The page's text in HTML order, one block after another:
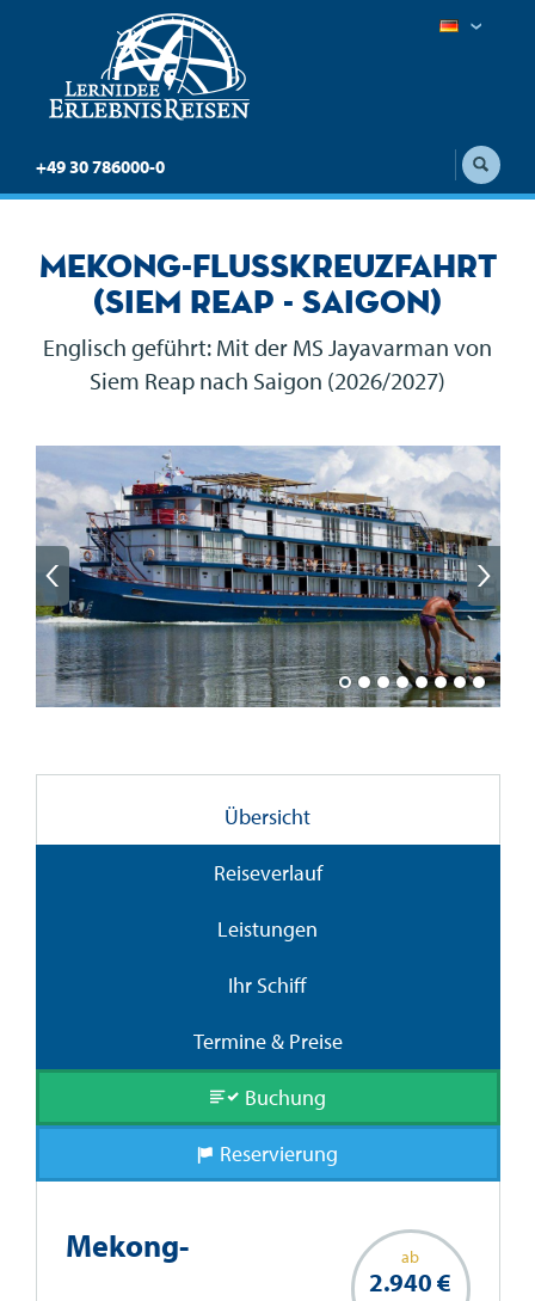
+49 30 786000-0
Mekong-Flusskreuzfahrt
(Siem Reap - Saigon)
Englisch geführt: Mit der MS Jayavarman von
Siem Reap nach Saigon (2026/2027)
Übersicht
Reiseverlauf
Leistungen
Ihr Schiff
Termine & Preise
Buchung
Reservierung
ab
2.940 €
Mekong-